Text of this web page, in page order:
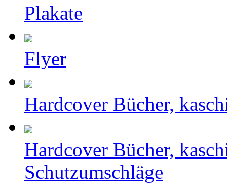
Plakate
Flyer
Hardcover Bücher,
Hardcover Bücher,
Schutzumschläge